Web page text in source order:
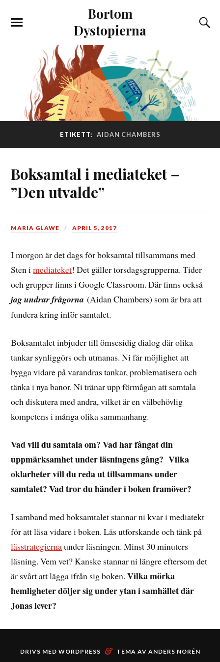
Bortom
Dystopierna
ETIKETT: AIDAN CHAMBERS
Boksamtal i mediateket –
”Den utvalde”
MARIA GLAWE APRIL 5, 2017
I morgon är det dags för boksamtal tillsammans med
Sten imediateket! Det gäller torsdagsgrupperna. Tider
och grupper finns i Google Classroom. Där finns också
jag undrar frågorna (Aidan Chambers) som är bra att
fundera kring inför samtalet.
Boksamtalet inbjuder till ömsesidig dialog där olika
tankar synliggörs och utmanas. Ni får möjlighet att
bygga vidare på varandras tankar, problematisera och
tänka i nya banor. Ni tränar upp förmågan att samtala
och diskutera med andra, vilket är en välbehövlig
kompetens i många olika sammanhang.
Vad vill du samtala om? Vad har fångat din
uppmärksamhet under läsningens gång? Vilka
oklarheter vill du reda ut tillsammans under
samtalet? Vad tror du händer i boken framöver?
I samband med boksamtalet stannar ni kvar i mediatekt
för att läsa vidare i boken. Läs utforskande och tänk på
lässtrategiernaunder läsningen. Minst 30 minuters
läsning. Vem vet? Kanske stannar ni längre eftersom det
är svårt att lägga ifrån sig boken.Vilka mörka
hemligheter döljer sig under ytan i samhället där
Jonas lever?
DRIVS MED WORDPRESS & TEMA AV ANDERS NORÉN